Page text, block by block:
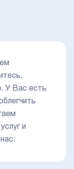
У Вас есть
и